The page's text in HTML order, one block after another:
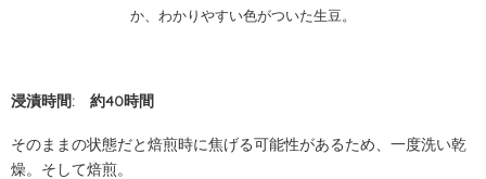
か、わかりやすい色がついた生豆。
浸漬時間: 約40時間
そのままの状態だと焙煎時に焦げる可能性があるため、一度洗い乾
燥。そして焙煎。